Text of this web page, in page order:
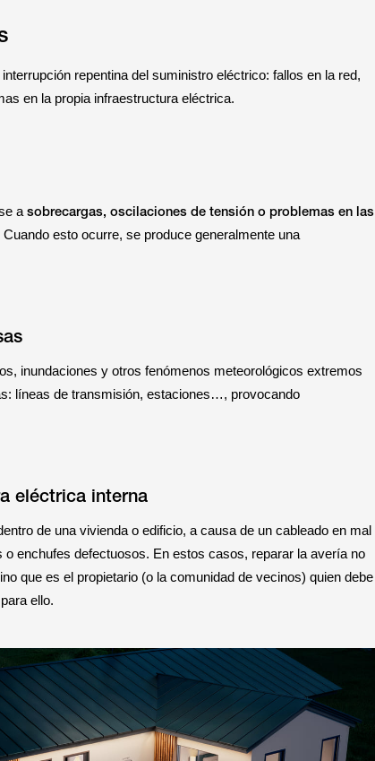
repentina del suministro eléctrico: fallos en la red,
en la propia infraestructura eléctrica.
a sobrecargas, oscilaciones de tensión o problemas en las
esto ocurre, se produce generalmente una
inundaciones y otros fenómenos meteorológicos extremos
líneas de transmisión, estaciones…, provocando
eléctrica interna
de una vivienda o edificio, a causa de un cableado en mal
enchufes defectuosos. En estos casos, reparar la avería no
que es el propietario (o la comunidad de vecinos) quien debe
ello.